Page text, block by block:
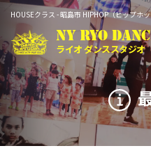
トップ
HOUSEクラス - 昭島市 HIPHOP（ヒップホ
NY RYO
ライオ ダンススタジオ